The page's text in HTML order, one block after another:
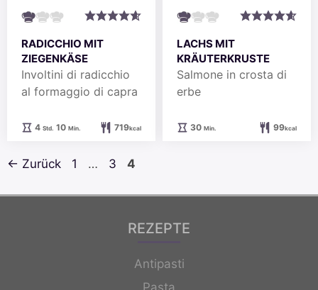
RADICCHIO MIT
ZIEGENKÄSE
Involtini di radicchio
al formaggio di capra
4Stunden
Std. 10Minuten
Min. 719kcal
LACHS MIT
KRÄUTERKRUSTE
Salmone in crosta di
erbe
30Minuten
Min. 99kcal
← Zurück Seite
1 … Seite
3 Seite
4
REZEPTE
Antipasti